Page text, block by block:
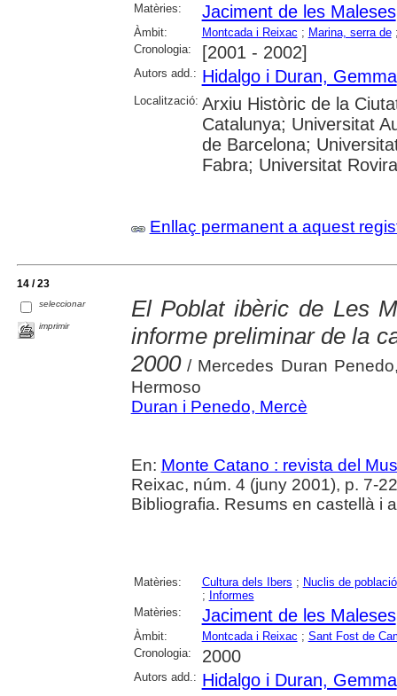
Matèries:
Jaciment de les Maleses
Àmbit: Montcada i Reixac ; Marina, serra de
Cronologia:
[2001 - 2002]
Autors add.: Hidalgo i Duran, Gemma
Localització: Arxiu Històric de la
Catalunya; Universitat
de Barcelona;
Fabra; Universitat
Enllaç permanent a aquest
14 / 23
seleccionar
imprimir
El Poblat ibèric de Les
informe preliminar de la
2000/ Mercedes Duran
Hermoso
Duran i Penedo, Mercè
En: Monte Catano : revista del
Reixac, núm. 4 (juny 2001), p. 7-
Bibliografia. Resums en castellà i
Matèries: Cultura dels Ibers ; Nuclis de població
; Informes
Matèries:
Jaciment de les Maleses
Àmbit: Montcada i Reixac ; Sant Fost de
Cronologia:
2000
Autors add.: Hidalgo i Duran, Gemma